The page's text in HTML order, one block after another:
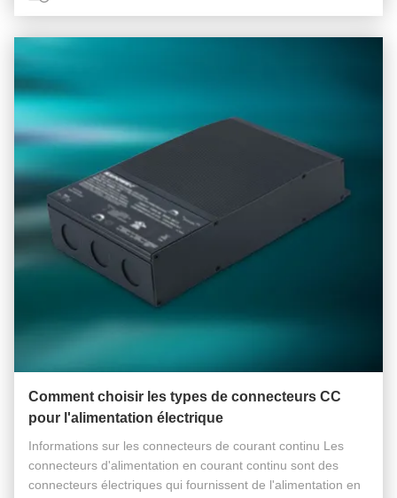
Comment choisir les types de connecteurs CC
pour l'alimentation électrique
Informations sur les connecteurs de courant continu Les
connecteurs d'alimentation en courant continu sont des
connecteurs électriques qui fournissent de l'alimentation en